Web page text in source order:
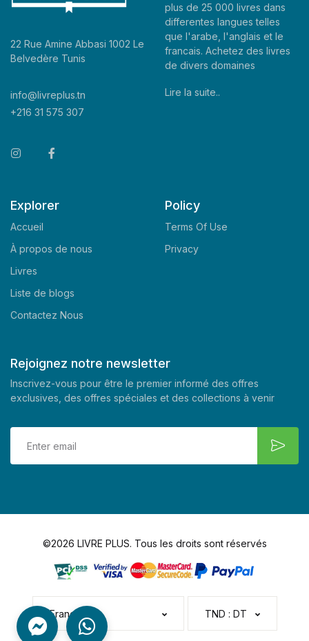
22 Rue Amine Abbasi 1002 Le
Belvedère Tunis
info@livreplus.tn
+216 31 575 307
plus de 25 000 livres dans
differentes langues telles
que l'arabe, l'anglais et le
francais. Achetez des livres
de divers domaines
Lire la suite..
Explorer
Accueil
À propos de nous
Livres
Liste de blogs
Contactez Nous
Policy
Terms Of Use
Privacy
Rejoignez notre newsletter
Inscrivez-vous pour être le premier informé des offres
exclusives, des offres spéciales et des collections à venir
©2026 LIVRE PLUS. Tous les droits sont réservés
Français TND : DT